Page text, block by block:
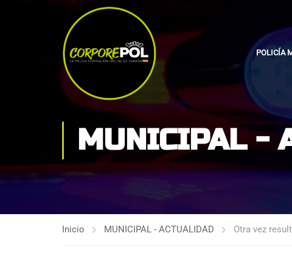
POLICÍA
MUNICIPAL -
Inicio MUNICIPAL - ACTUALIDAD Otra vez